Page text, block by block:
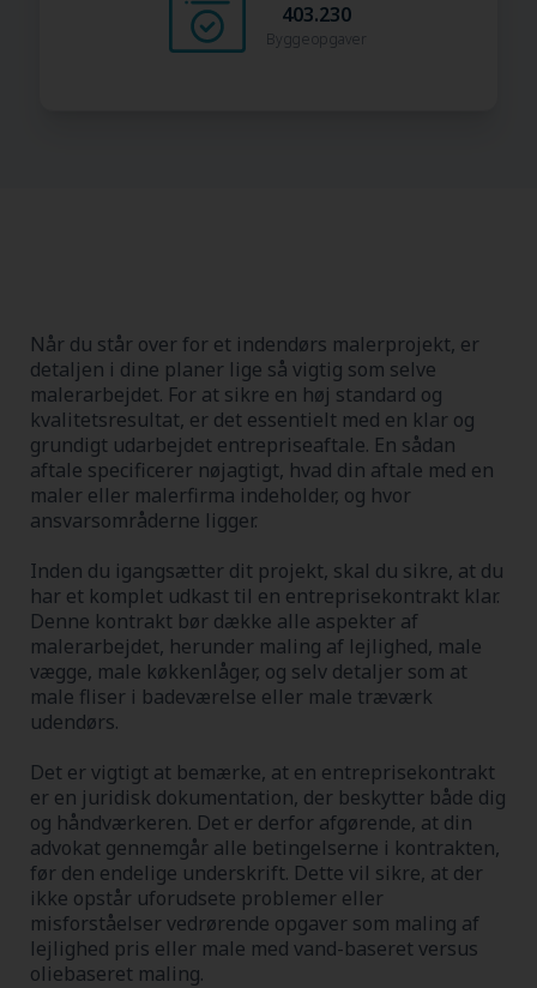
403.230
Byggeopgaver
Når du står over for et indendørs malerprojekt, er
detaljen i dine planer lige så vigtig som selve
malerarbejdet. For at sikre en høj standard og
kvalitetsresultat, er det essentielt med en klar og
grundigt udarbejdet entrepriseaftale. En sådan
aftale specificerer nøjagtigt, hvad din aftale med en
maler eller malerfirma indeholder, og hvor
ansvarsområderne ligger.
Inden du igangsætter dit projekt, skal du sikre, at du
har et komplet udkast til en entreprisekontrakt klar.
Denne kontrakt bør dække alle aspekter af
malerarbejdet, herunder maling af lejlighed, male
vægge, male køkkenlåger, og selv detaljer som at
male fliser i badeværelse eller male træværk
udendørs.
Det er vigtigt at bemærke, at en entreprisekontrakt
er en juridisk dokumentation, der beskytter både dig
og håndværkeren. Det er derfor afgørende, at din
advokat gennemgår alle betingelserne i kontrakten,
før den endelige underskrift. Dette vil sikre, at der
ikke opstår uforudsete problemer eller
misforståelser vedrørende opgaver som maling af
lejlighed pris eller male med vand-baseret versus
oliebaseret maling.